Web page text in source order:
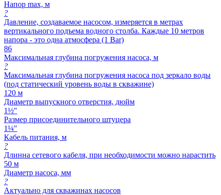
Напор max, м
?
Давление, создаваемое насосом, измеряется в метрах
вертикального подъема водного столба. Каждые 10 метров
напора - это одна атмосфера (1 Bar)
86
Максимальная глубина погружения насоса, м
?
Максимальная глубина погружения насоса под зеркало воды
(под статический уровень воды в скважине)
120 м
Диаметр выпускного отверстия, дюйм
1½"
Размер присоединительного штуцера
1¼"
Кабель питания, м
?
Длинна сетевого кабеля, при необходимости можно нарастить
50 м
Диаметр насоса, мм
?
Актуально для скважинах насосов